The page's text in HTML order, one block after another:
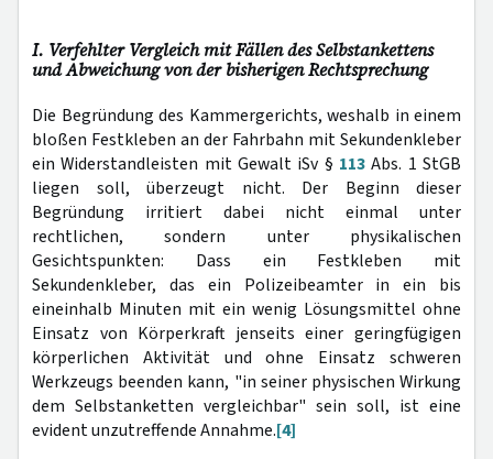
I. Verfehlter Vergleich mit Fällen des Selbstankettens
und Abweichung von der bisherigen Rechtsprechung
Die Begründung des Kammergerichts, weshalb in einem
bloßen Festkleben an der Fahrbahn mit Sekundenkleber
ein Widerstandleisten mit Gewalt iSv § 113 Abs. 1 StGB
liegen soll, überzeugt nicht. Der Beginn dieser
Begründung irritiert dabei nicht einmal unter
rechtlichen, sondern unter physikalischen
Gesichtspunkten: Dass ein Festkleben mit
Sekundenkleber, das ein Polizeibeamter in ein bis
eineinhalb Minuten mit ein wenig Lösungsmittel ohne
Einsatz von Körperkraft jenseits einer geringfügigen
körperlichen Aktivität und ohne Einsatz schweren
Werkzeugs beenden kann, "in seiner physischen Wirkung
dem Selbstanketten vergleichbar" sein soll, ist eine
evident unzutreffende Annahme.[4]